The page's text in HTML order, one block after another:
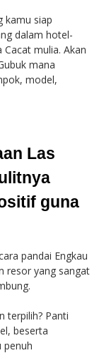
kamu siap
dalam hotel-
mulia. Akan
mana
model,
Las
guna
pandai Engkau
resor yang sangat
terpilih? Panti
beserta
penuh